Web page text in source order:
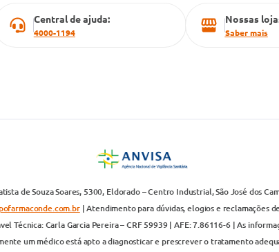
Central de ajuda:
4000-1194
Nossas
Saber mais
de Souza Soares, 5300, Eldorado – Centro Industrial, São José dos
| Atendimento para dúvidas, elogios e reclamações
Técnica: Carla Garcia Pereira – CRF 59939 | AFE: 7.86116-6 | As
um médico está apto a diagnosticar e prescrever o tratamento